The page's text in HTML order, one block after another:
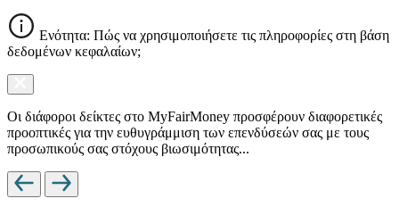
Ενότητα: Πώς να χρησιμοποιήσετε τις πληροφορίες στη βάση
δεδομένων κεφαλαίων;
Οι διάφοροι δείκτες στο MyFairMoney προσφέρουν διαφορετικές
προοπτικές για την ευθυγράμμιση των επενδύσεών σας με τους
προσωπικούς σας στόχους βιωσιμότητας...